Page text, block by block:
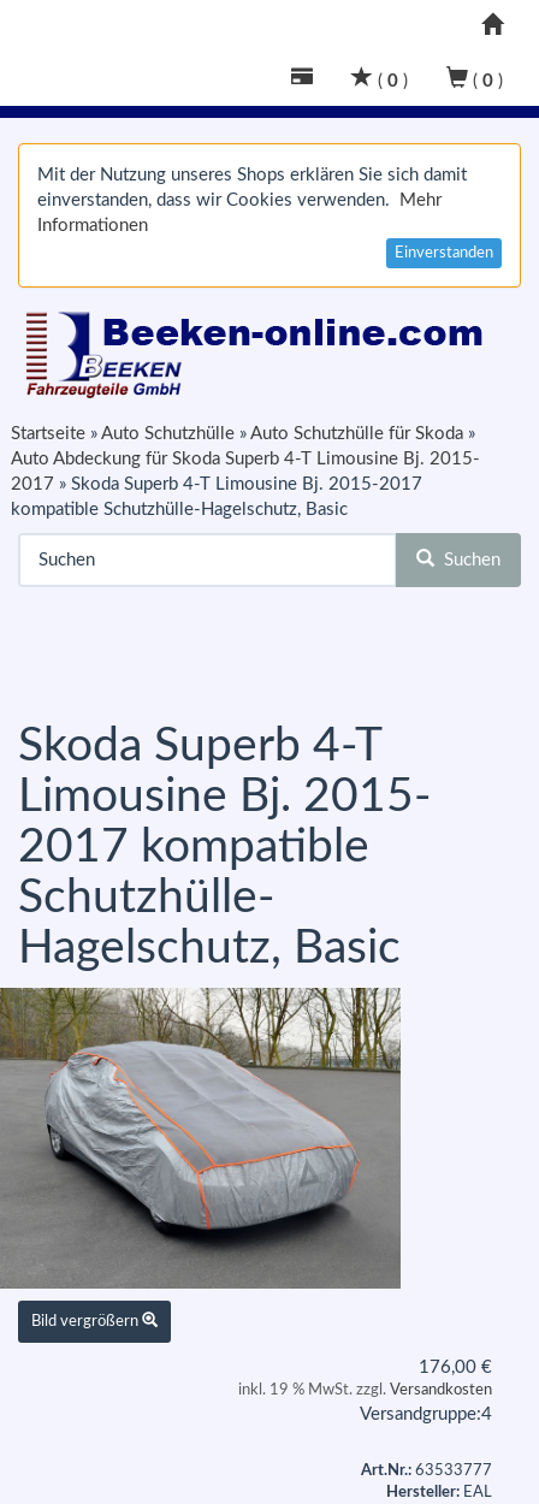
( 0 ) ( 0 )
Mit der Nutzung unseres Shops erklären Sie sich damit
einverstanden, dass wir Cookies verwenden.
Mehr
Informationen
Einverstanden
Startseite » Auto Schutzhülle » Auto Schutzhülle für Skoda »
Auto Abdeckung für Skoda Superb 4-T Limousine Bj. 2015-
2017 » Skoda Superb 4-T Limousine Bj. 2015-2017
kompatible Schutzhülle-Hagelschutz, Basic
Suchen
Skoda Superb 4-T
Limousine Bj. 2015-
2017 kompatible
Schutzhülle-
Hagelschutz, Basic
Bild vergrößern
176,00 €
inkl. 19 % MwSt. zzgl. Versandkosten
Versandgruppe:4
Art.Nr.: 63533777
Hersteller: EAL